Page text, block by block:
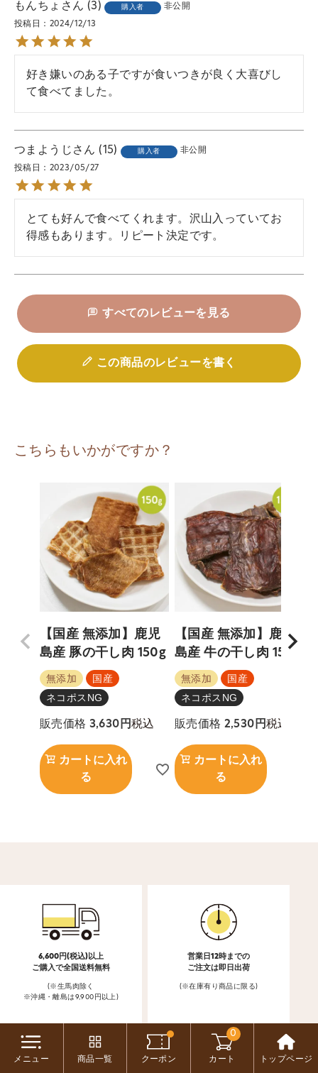
もんちょ 3 購入者 非公開
投稿日 2024/12/13
好き嫌いのある子ですが食いつきが良く大喜びし
て食べてました。
つまようじ 15 購入者 非公開
投稿日 2023/05/27
とても好んで食べてくれます。沢山入っていてお
得感もあります。リピート決定です。
すべてのレビューを見る
この商品のレビューを書く
こちらもいかがですか？
【国産 無添加】鹿児
島産 豚の干し肉 150g
無添加
国産
ネコポスNG
販売価格 3,630 税込
カートに入れ
る
【国産 無添加】鹿児
島産 牛の干し肉 150g
無添加
国産
ネコポスNG
販売価格 2,530 税込
カートに入れ
る
6,600円(税込)以上
ご購入で全国送料無料
(※生馬肉除く
※沖縄・離島は9,900円以上)
営業日12時までの
ご注文は即日出荷
(※在庫有り商品に限る)
メニュー 商品一覧 クーポン
0
カート トップページ